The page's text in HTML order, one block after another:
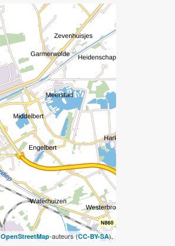
OpenStreetMap-auteurs (CC-BY-SA).